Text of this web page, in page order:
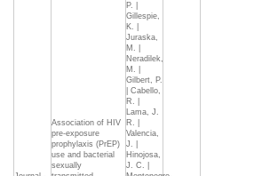
Association of HIV
pre-exposure
prophylaxis (PrEP)
use and bacterial
sexually
P. |
Gillespie,
K. |
Juraska,
M. |
Neradilek,
M. |
Gilbert, P.
| Cabello,
R. |
Lama, J.
R. |
Valencia,
J. |
Hinojosa,
J. C. |